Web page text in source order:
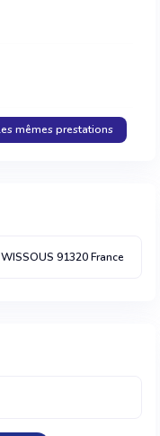
mêmes prestations
WISSOUS 91320France